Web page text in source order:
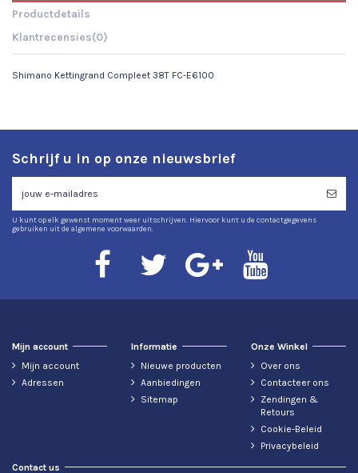
Productdetails
Klantrecensies(0)
Shimano Kettingrand Compleet 38T FC-E6100
Schrijf u in op onze nieuwsbrief
U kunt op elk gewenst moment weer uitschrijven. Hiervoor kunt u de contactgegevens
gebruiken uit de algemene voorwaarden.
Mijn account
Mijn account
Adressen
Informatie
Nieuwe producten
Aanbiedingen
Sitemap
Onze Winkel
Over ons
Contacteer ons
Zendingen &
Retours
Cookie-Beleid
Privacybeleid
Contact us